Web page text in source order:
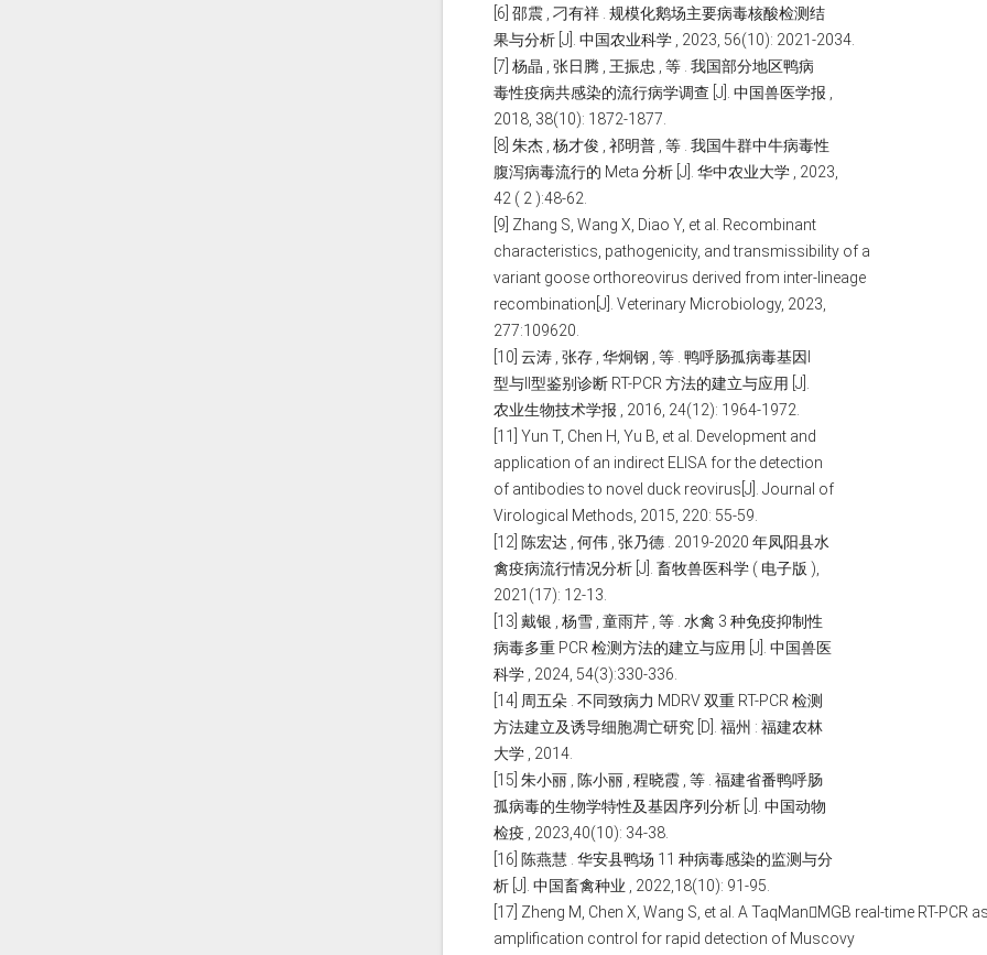
[6] 邵震 , 刁有祥 . 规模化鹅场主要病毒核酸检测结
果与分析 [J]. 中国农业科学 , 2023, 56(10): 2021-2034.
[7] 杨晶 , 张日腾 , 王振忠 , 等 . 我国部分地区鸭病
毒性疫病共感染的流行病学调查 [J]. 中国兽医学报 ,
2018, 38(10): 1872-1877.
[8] 朱杰 , 杨才俊 , 祁明普 , 等 . 我国牛群中牛病毒性
腹泻病毒流行的 Meta 分析 [J]. 华中农业大学 , 2023,
42 ( 2 ):48-62.
[9] Zhang S, Wang X, Diao Y, et al. Recombinant
characteristics, pathogenicity, and transmissibility of a
variant goose orthoreovirus derived from inter-lineage
recombination[J]. Veterinary Microbiology, 2023,
277:109620.
[10] 云涛 , 张存 , 华炯钢 , 等 . 鸭呼肠孤病毒基因Ⅰ
型与Ⅱ型鉴别诊断 RT-PCR 方法的建立与应用 [J].
农业生物技术学报 , 2016, 24(12): 1964-1972.
[11] Yun T, Chen H, Yu B, et al. Development and
application of an indirect ELISA for the detection
of antibodies to novel duck reovirus[J]. Journal of
Virological Methods, 2015, 220: 55-59.
[12] 陈宏达 , 何伟 , 张乃德 . 2019-2020 年凤阳县水
禽疫病流行情况分析 [J]. 畜牧兽医科学 ( 电子版 ),
2021(17): 12-13.
[13] 戴银 , 杨雪 , 童雨芹 , 等 . 水禽 3 种免疫抑制性
病毒多重 PCR 检测方法的建立与应用 [J]. 中国兽医
科学 , 2024, 54(3):330-336.
[14] 周五朵 . 不同致病力 MDRV 双重 RT-PCR 检测
方法建立及诱导细胞凋亡研究 [D]. 福州 : 福建农林
大学 , 2014.
[15] 朱小丽 , 陈小丽 , 程晓霞 , 等 . 福建省番鸭呼肠
孤病毒的生物学特性及基因序列分析 [J]. 中国动物
检疫 , 2023,40(10): 34-38.
[16] 陈燕慧 . 华安县鸭场 11 种病毒感染的监测与分
析 [J]. 中国畜禽种业 , 2022,18(10): 91-95.
[17] Zheng M, Chen X, Wang S, et al. A TaqMan￾MGB real-time RT-PCR
amplification control for rapid detection of Muscovy